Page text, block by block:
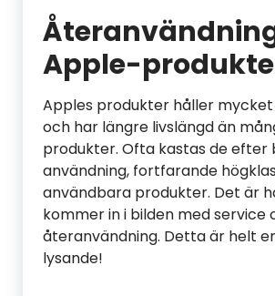
Apple-
Apples produkter håller
och har längre livslängd än
produkter. Ofta kastas de efter
användning, fortfarande
användbara produkter. Det är
kommer in i bilden med service
återanvändning. Detta är helt
lysande!